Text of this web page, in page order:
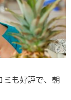
ミも好評で、朝